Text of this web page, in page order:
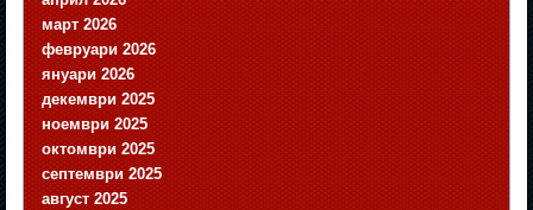
март 2026
февруари 2026
януари 2026
декември 2025
ноември 2025
октомври 2025
септември 2025
август 2025